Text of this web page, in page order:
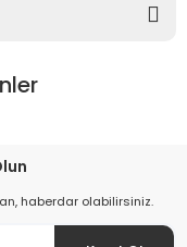
haberdar olabilirsiniz.